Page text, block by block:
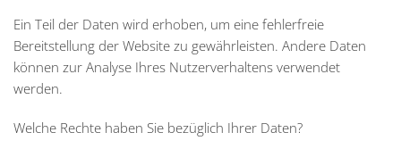
Ein Teil der Daten wird erhoben, um eine fehlerfreie
Bereitstellung der Website zu gewährleisten. Andere Daten
können zur Analyse Ihres Nutzerverhaltens verwendet
werden.
Welche Rechte haben Sie bezüglich Ihrer Daten?